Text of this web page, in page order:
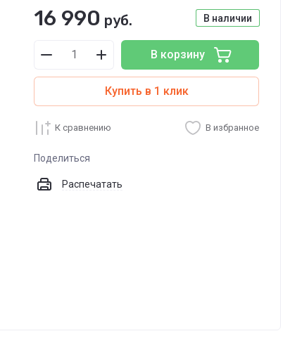
В наличии
16 990 руб.
В корзину
Купить в 1 клик
К сравнению В избранное
Поделиться
Распечатать